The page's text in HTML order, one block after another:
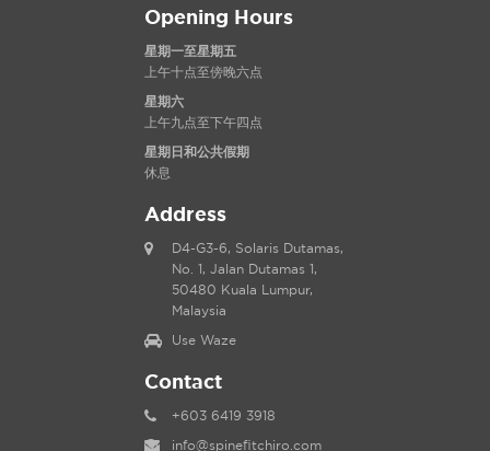
Opening Hours
星期一至星期五
上午十点至傍晚六点
星期六
上午九点至下午四点
星期日和公共假期
休息
Address
D4-G3-6, Solaris Dutamas,
No. 1, Jalan Dutamas 1,
50480 Kuala Lumpur,
Malaysia
Use Waze
Contact
+603 6419 3918
info@spinefitchiro.com